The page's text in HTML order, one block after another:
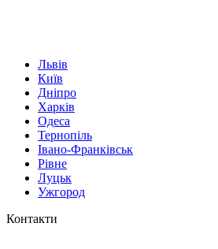
Львів
Київ
Дніпро
Харків
Одеса
Тернопіль
Івано-Франківськ
Рівне
Луцьк
Ужгород
Контакти